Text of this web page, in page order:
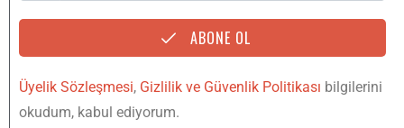
ABONE OL
Üyelik Sözleşmesi, Gizlilik ve Güvenlik Politikası bilgilerini
okudum, kabul ediyorum.